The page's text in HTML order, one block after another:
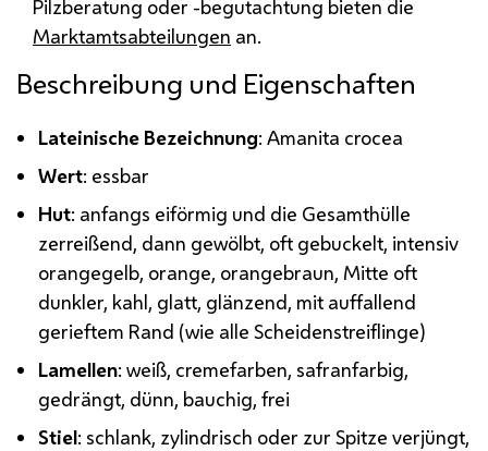
Pilzberatung oder -begutachtung bieten die
Marktamtsabteilungen an.
Beschreibung und Eigenschaften
Lateinische Bezeichnung: Amanita crocea
Wert: essbar
Hut: anfangs eiförmig und die Gesamthülle
zerreißend, dann gewölbt, oft gebuckelt, intensiv
orangegelb, orange, orangebraun, Mitte oft
dunkler, kahl, glatt, glänzend, mit auffallend
gerieftem Rand (wie alle Scheidenstreiflinge)
Lamellen: weiß, cremefarben, safranfarbig,
gedrängt, dünn, bauchig, frei
Stiel: schlank, zylindrisch oder zur Spitze verjüngt,